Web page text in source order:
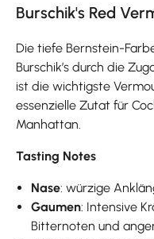
Burschik's Red
Die tiefe Bernstein-
Burschik’s durch die
ist die wichtigste
essenzielle Zutat für
Manhattan.
Tasting Notes
Nase: würzige
Gaumen: Intensive
Bitternoten und